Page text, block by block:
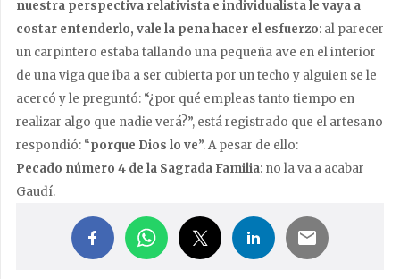
nuestra perspectiva relativista e individualista le vaya a
costar entenderlo, vale la pena hacer el esfuerzo: al parecer
un carpintero estaba tallando una pequeña ave en el interior
de una viga que iba a ser cubierta por un techo y alguien se le
acercó y le preguntó: “¿por qué empleas tanto tiempo en
realizar algo que nadie verá?”, está registrado que el artesano
respondió: “porque Dios lo ve”. A pesar de ello:
Pecado número 4 de la Sagrada Familia: no la va a acabar
Gaudí.